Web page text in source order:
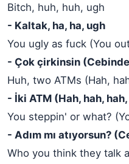
Bitch, huh, huh, ugh
- Kaltak, ha, ha, ugh
You ugly as fuck (You
- Çok çirkinsin
Huh, two ATMs (Hah,
- İki ATM (Hah, hah,
You steppin' or what?
- Adım mı atıyorsun?
Who you think they talk